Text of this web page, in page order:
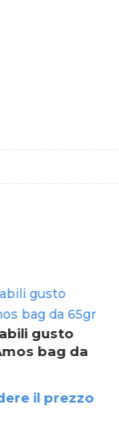
gusto
bag da
il prezzo